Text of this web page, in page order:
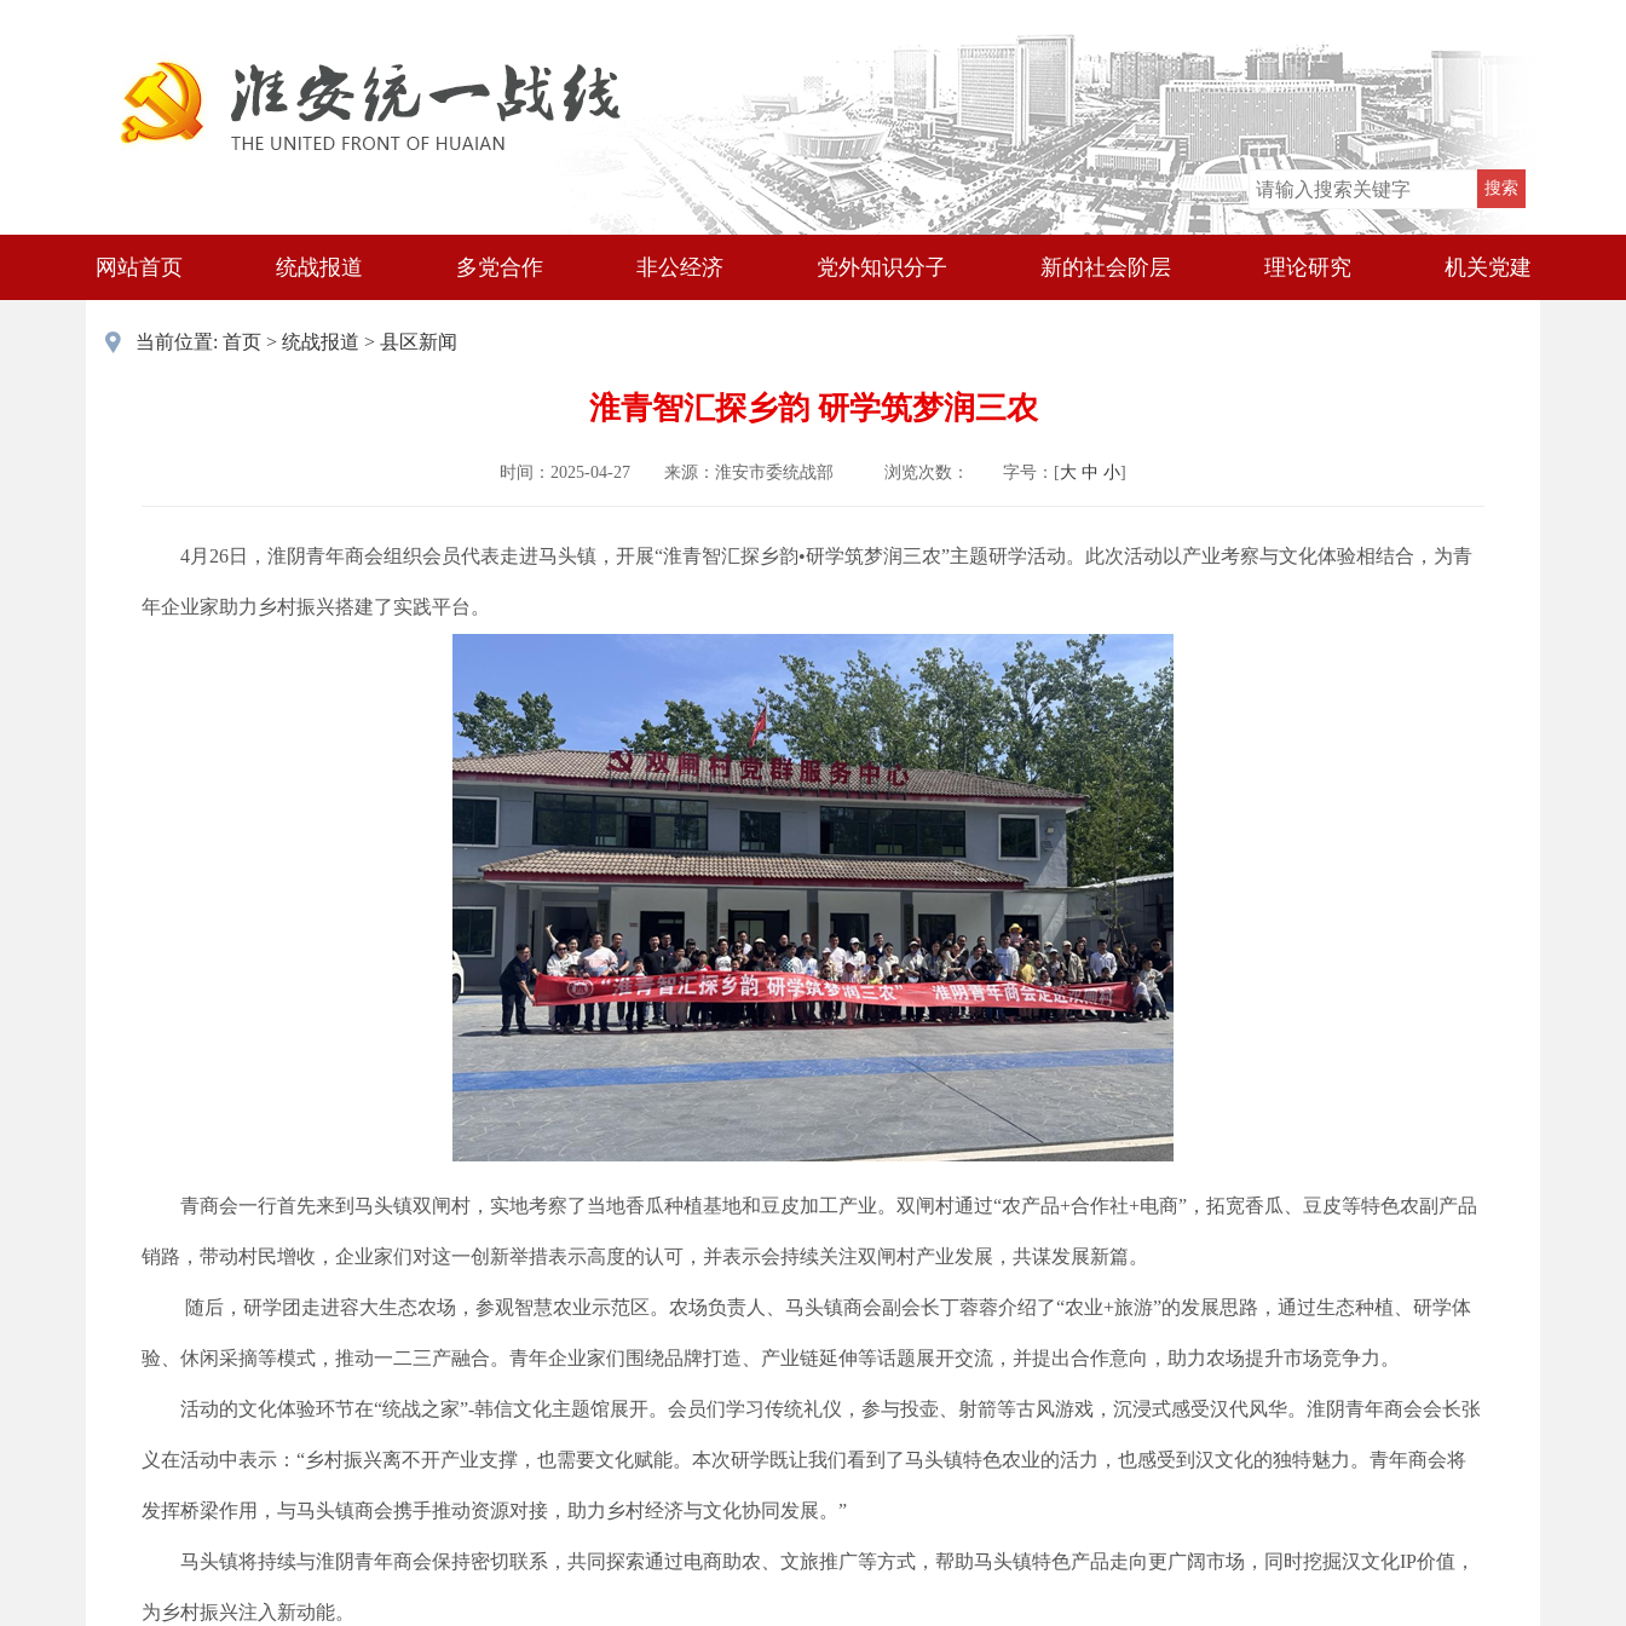
网站首页 统战报道 多党合作 非公经济 党外知识分子 新的社会阶层 理论研究 机关党建
当前位置: 首页 > 统战报道 > 县区新闻
淮青智汇探乡韵 研学筑梦润三农
时间：2025-04-27 来源：淮安市委统战部 浏览次数： 字号：[大 中 小]
4月26日，淮阴青年商会组织会员代表走进马头镇，开展“淮青智汇探乡韵•研学筑梦润三农”主题研学活动。此次活动以产业考察与文化体验相结合，为青
年企业家助力乡村振兴搭建了实践平台。
青商会一行首先来到马头镇双闸村，实地考察了当地香瓜种植基地和豆皮加工产业。双闸村通过“农产品+合作社+电商”，拓宽香瓜、豆皮等特色农副产品
销路，带动村民增收，企业家们对这一创新举措表示高度的认可，并表示会持续关注双闸村产业发展，共谋发展新篇。
随后，研学团走进容大生态农场，参观智慧农业示范区。农场负责人、马头镇商会副会长丁蓉蓉介绍了“农业+旅游”的发展思路，通过生态种植、研学体
验、休闲采摘等模式，推动一二三产融合。青年企业家们围绕品牌打造、产业链延伸等话题展开交流，并提出合作意向，助力农场提升市场竞争力。
活动的文化体验环节在“统战之家”-韩信文化主题馆展开。会员们学习传统礼仪，参与投壶、射箭等古风游戏，沉浸式感受汉代风华。淮阴青年商会会长张
义在活动中表示：“乡村振兴离不开产业支撑，也需要文化赋能。本次研学既让我们看到了马头镇特色农业的活力，也感受到汉文化的独特魅力。青年商会将
发挥桥梁作用，与马头镇商会携手推动资源对接，助力乡村经济与文化协同发展。”
马头镇将持续与淮阴青年商会保持密切联系，共同探索通过电商助农、文旅推广等方式，帮助马头镇特色产品走向更广阔市场，同时挖掘汉文化IP价值，
为乡村振兴注入新动能。